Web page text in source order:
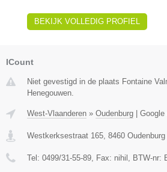
BEKIJK VOLLEDIG PROFIEL
ICount
Niet gevestigd in de plaats Fontaine
Henegouwen.
West-Vlaanderen » Oudenburg Google
Westkerksestraat 165, 8460 Oudenburg
Tel: 0499/31-55-89, Fax: nihil , BTW-nr: